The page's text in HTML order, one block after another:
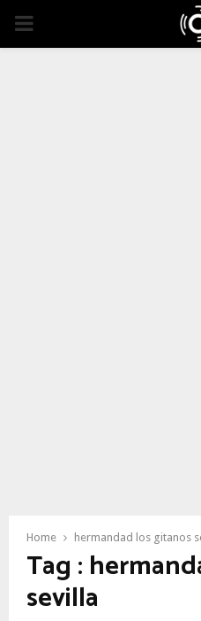
PRIMARY
Home hermandad los gitanos
Tag :
sevilla